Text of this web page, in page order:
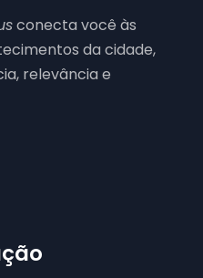
conecta você às
da cidade,
relevância e